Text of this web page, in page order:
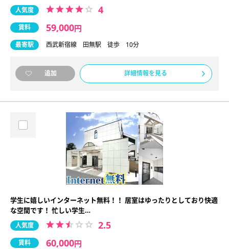
人気度 4
賃料 59,000円
最寄駅 西武新宿線 田無駅 徒歩 10分
追加 詳細情報を見る
学生に嬉しいインターネット無料！！ 居室はゆったりとしており快適
な空間です！ 忙しい学生…
人気度 2.5
賃料 60,000円